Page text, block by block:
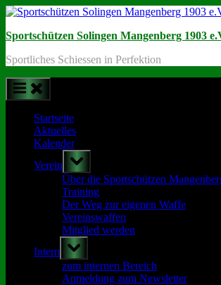
Skip
content
Sportschützen Solingen Mangenberg 1903
Sportliches Schiessen in Perfektion
Startseite
Aktuelles
Kalender
Verein
Toggle
sub-
menu
Über die Sportschützen
Training
Der Weg zur eigenen Waffe
Vereinswaffen
Mitglied werden
Intern
Toggle
sub-
menu
zum internen Bereich
Anmeldung zum Newsletter